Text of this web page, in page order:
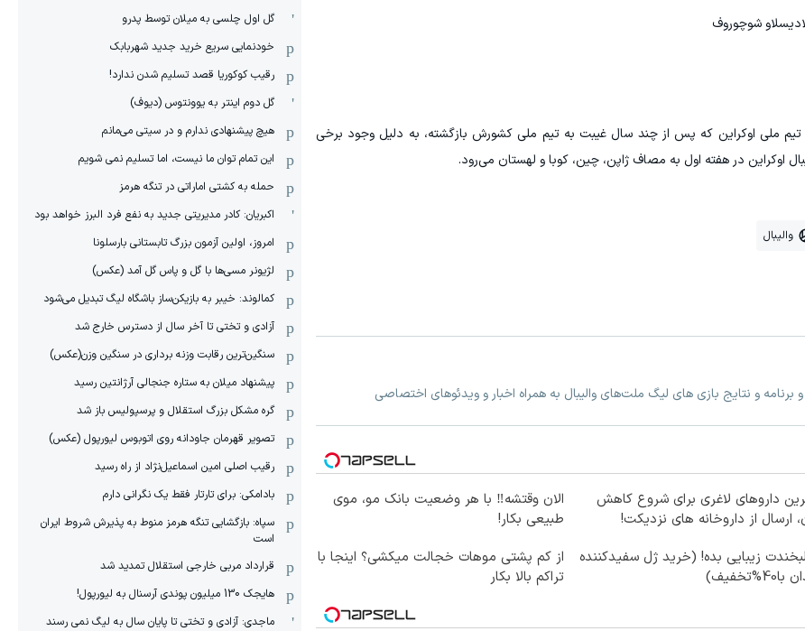
شوچوروف
تیم ملی اوکراین که پس از چند سال غیبت به تیم ملی کشورش بازگشته، به دلیل وجود برخی
اوکراین در هفته اول به مصاف ژاپن، چین، کوبا و لهستان می‌رود.
والیبال
و نتایج بازی های لیگ ملت‌های والیبال به همراه اخبار و ویدئوهای اختصاصی
داروهای لاغری برای شروع کاهش
ارسال از داروخانه های نزدیکت!
الان وقتشه‼️ با هر وضعیت بانک مو، موی
طبیعی بکار!
زیبایی بده! (خرید ژل سفیدکننده
از کم پشتی موهات خجالت میکشی؟ اینجا با
تراکم بالا بکار
گل اول چلسی به میلان توسط پدرو
خودنمایی سریع خرید جدید شهربابک
رقیب کوکوریا قصد تسلیم شدن ندارد!
گل دوم اینتر به یوونتوس (دیوف)
هیچ پیشنهادی ندارم و در سیتی می‌مانم
این تمام توان ما نیست، اما تسلیم نمی شویم
حمله به کشتی اماراتی در تنگه هرمز
اکبریان: کادر مدیریتی جدید به نفع فرد البرز خواهد بود
امروز، اولین آزمون بزرگ تابستانی بارسلونا
لژیونر مسی‌ها با گل و پاس گل آمد (عکس)
کمالوند: خیبر به بازیکن‌ساز باشگاه لیگ تبدیل می‌شود
آزادی و تختی تا آخر سال از دسترس خارج شد
سنگین‌ترین رقابت وزنه برداری در سنگین وزن(عکس)
پیشنهاد میلان به ستاره جنجالی آرژانتین رسید
گره مشکل بزرگ استقلال و پرسپولیس باز شد
تصویر قهرمان جاودانه روی اتوبوس لیورپول (عکس)
رقیب اصلی امین اسماعیل‌نژاد از راه رسید
بادامکی: برای تارتار فقط یک نگرانی دارم
سپاه: بازگشایی تنگه هرمز منوط به پذیرش شروط ایران
است
قرارداد مربی خارجی استقلال تمدید شد
هایجک 130 میلیون پوندی آرسنال به لیورپول!
ماجدی: آزادی و تختی تا پایان سال به لیگ نمی رسند